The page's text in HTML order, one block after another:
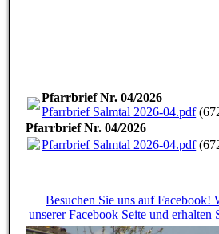
Pfarrbrief Nr. 04/2026
Pfarrbrief Salmtal 2026-04.pdf
Pfarrbrief Nr. 04/2026
Pfarrbrief Salmtal 2026-04.pdf
Besuchen Sie uns auf Facebook!
unserer Facebook Seite und erhalten